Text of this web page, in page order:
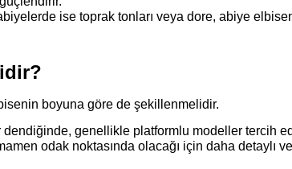
ise toprak tonları veya dore, abiye
boyuna göre de şekillenmelidir.
dendiğinde, genellikle platformlu modeller tercih
odak noktasında olacağı için daha detaylı